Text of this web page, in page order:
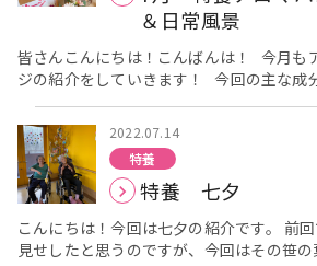
を少し入れだし茶漬け風にして楽しみました
かがでしょうか？？ 「おいしいわぁ～～」 皆さん、年に一度の
うなぎを堪能されていました
写真に収められませんでした
が、この後ピース
をしてくださいまし
されていますが、喜ばれておりました
れる方です。 良い表情でうなぎを見つめてくださっていました！
食材の価格高騰、特にうなぎの価格は数
提供を諦める施設が多い中、 今年もうなぎ
ました
食材の業者から何度も値上がりの
んどん価格が上がっているのが現状です・
ぎを楽しみにされている方も多くいらっ
出来たら良いなぁと思っております（個
＆日常風景
皆さんこんにちは！こんばんは！ 今月も
ジの紹介をしていきます！ 今回の主な成分は ラベンダー：リラ
ックス効果、ストレスの緩和、不眠に効
ツ：気分を明るく、リフレッシュにしてくれる ８月アロ
ドマッサージもお楽しみに！ 各階の日常
2022.07.14
特養
特養 七夕
こんにちは！今回は七夕の紹介です。 前
見せしたと思うのですが、今回はその笹